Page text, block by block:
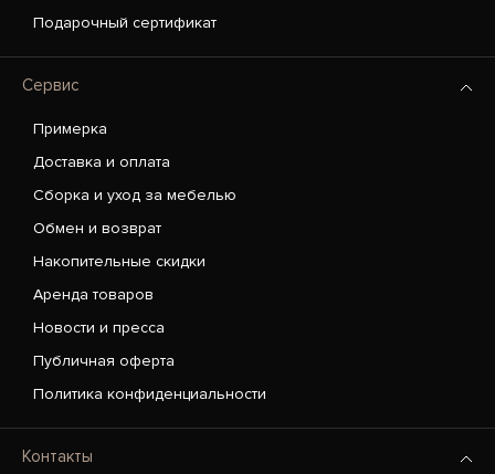
Подарочный сертификат
Сервис
Примерка
Доставка и оплата
Сборка и уход за мебелью
Обмен и возврат
Накопительные скидки
Аренда товаров
Новости и пресса
Публичная оферта
Политика конфиденциальности
Контакты